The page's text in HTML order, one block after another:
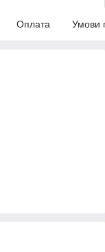
Оплата Умови